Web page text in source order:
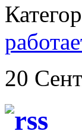
20